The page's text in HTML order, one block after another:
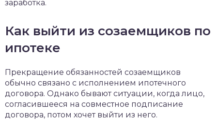
заработка.
Как выйти из созаемщиков по
ипотеке
Прекращение обязанностей созаемщиков
обычно связано с исполнением ипотечного
договора. Однако бывают ситуации, когда лицо,
согласившееся на совместное подписание
договора, потом хочет выйти из него.